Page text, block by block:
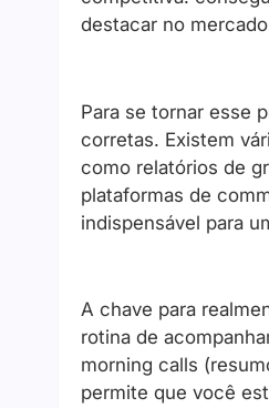
destacar no
Para se tornar esse
corretas. Existem
como relatórios de
plataformas de
indispensável para
A chave para
rotina de
morning calls
permite que você